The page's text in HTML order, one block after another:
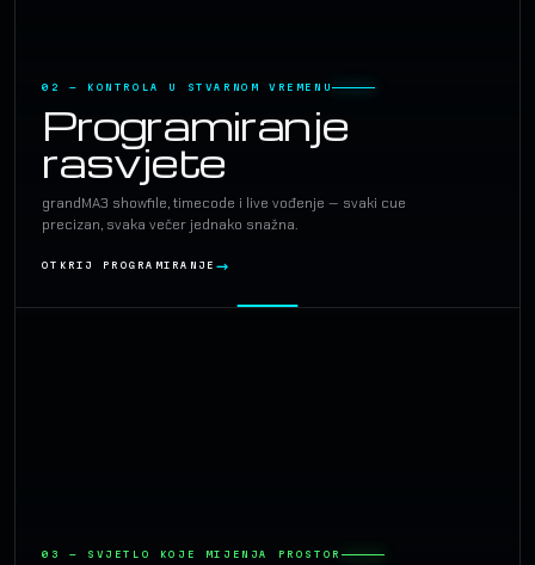
02 — KONTROLA U STVARNOM VREMENU
Programiranje
rasvjete
grandMA3 showfile, timecode i live vođenje — svaki cue
precizan, svaka večer jednako snažna.
OTKRIJ PROGRAMIRANJE
03 — SVJETLO KOJE MIJENJA PROSTOR